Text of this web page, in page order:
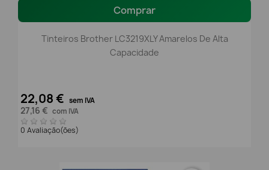
Comprar
Tinteiros Brother LC3219XLY Amarelos De Alta
Capacidade
22,08 € sem IVA
27,16 € com IVA
0 Avaliação(ões)